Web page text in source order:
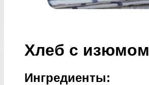
Хлеб с изюмом
Ингредиенты: